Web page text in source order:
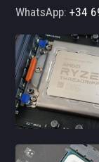
WhatsApp:+34